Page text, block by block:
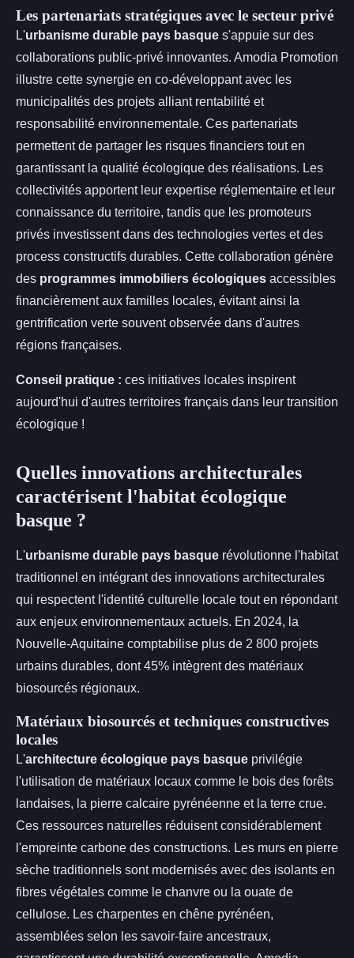
Les partenariats stratégiques avec le secteur privé
L'urbanisme durable pays basque s'appuie sur des
collaborations public-privé innovantes. Amodia Promotion
illustre cette synergie en co-développant avec les
municipalités des projets alliant rentabilité et
responsabilité environnementale. Ces partenariats
permettent de partager les risques financiers tout en
garantissant la qualité écologique des réalisations. Les
collectivités apportent leur expertise réglementaire et leur
connaissance du territoire, tandis que les promoteurs
privés investissent dans des technologies vertes et des
process constructifs durables. Cette collaboration génère
des programmes immobiliers écologiques accessibles
financièrement aux familles locales, évitant ainsi la
gentrification verte souvent observée dans d'autres
régions françaises.
Conseil pratique : ces initiatives locales inspirent
aujourd'hui d'autres territoires français dans leur transition
écologique !
Quelles innovations architecturales
caractérisent l'habitat écologique
basque ?
L'urbanisme durable pays basque révolutionne l'habitat
traditionnel en intégrant des innovations architecturales
qui respectent l'identité culturelle locale tout en répondant
aux enjeux environnementaux actuels. En 2024, la
Nouvelle-Aquitaine comptabilise plus de 2 800 projets
urbains durables, dont 45% intègrent des matériaux
biosourcés régionaux.
Matériaux biosourcés et techniques constructives
locales
L'architecture écologique pays basque privilégie
l'utilisation de matériaux locaux comme le bois des forêts
landaises, la pierre calcaire pyrénéenne et la terre crue.
Ces ressources naturelles réduisent considérablement
l'empreinte carbone des constructions. Les murs en pierre
sèche traditionnels sont modernisés avec des isolants en
fibres végétales comme le chanvre ou la ouate de
cellulose. Les charpentes en chêne pyrénéen,
assemblées selon les savoir-faire ancestraux,